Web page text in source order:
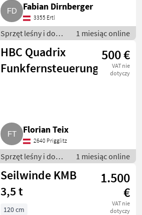
Fabian Dirnberger
3355 Ertl
Sprzęt leśny i do
obróbki drewna /
Wciągarki linowe
1 miesiąc online
HBC Quadrix
Funkfernsteuerung
500 €
VAT nie
dotyczy
Florian Teix
2640 Prigglitz
Sprzęt leśny i do
obróbki drewna /
Wciągarki linowe
1 miesiąc online
Seilwinde KMB
3,5 t
1.500
€
VAT nie
dotyczy
120 cm